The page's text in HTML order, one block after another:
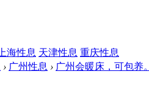
上海性息 天津性息 重庆性息
› 广州性息 › 广州会暖床，可包养。